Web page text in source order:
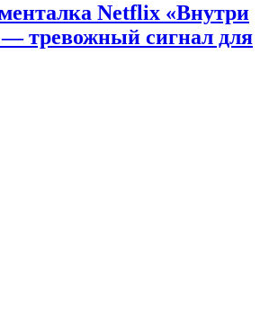
Netflix «Внутри
тревожный сигнал для